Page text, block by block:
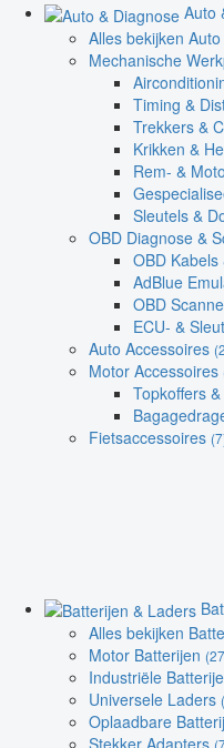
Auto
Alles bekijken
Mechanische
Timing &
Trekkers &
Krikken &
Rem- &
Sleutels &
OBD Diagnose &
OBD
AdBlue
OBD
ECU- &
Auto Accessoires
Motor Accessoires
Topkoffers
Fietsaccessoires
Alles bekijken
Motor Batterijen
Industriële
Universele Laders
Oplaadbare
Stekker Adapters